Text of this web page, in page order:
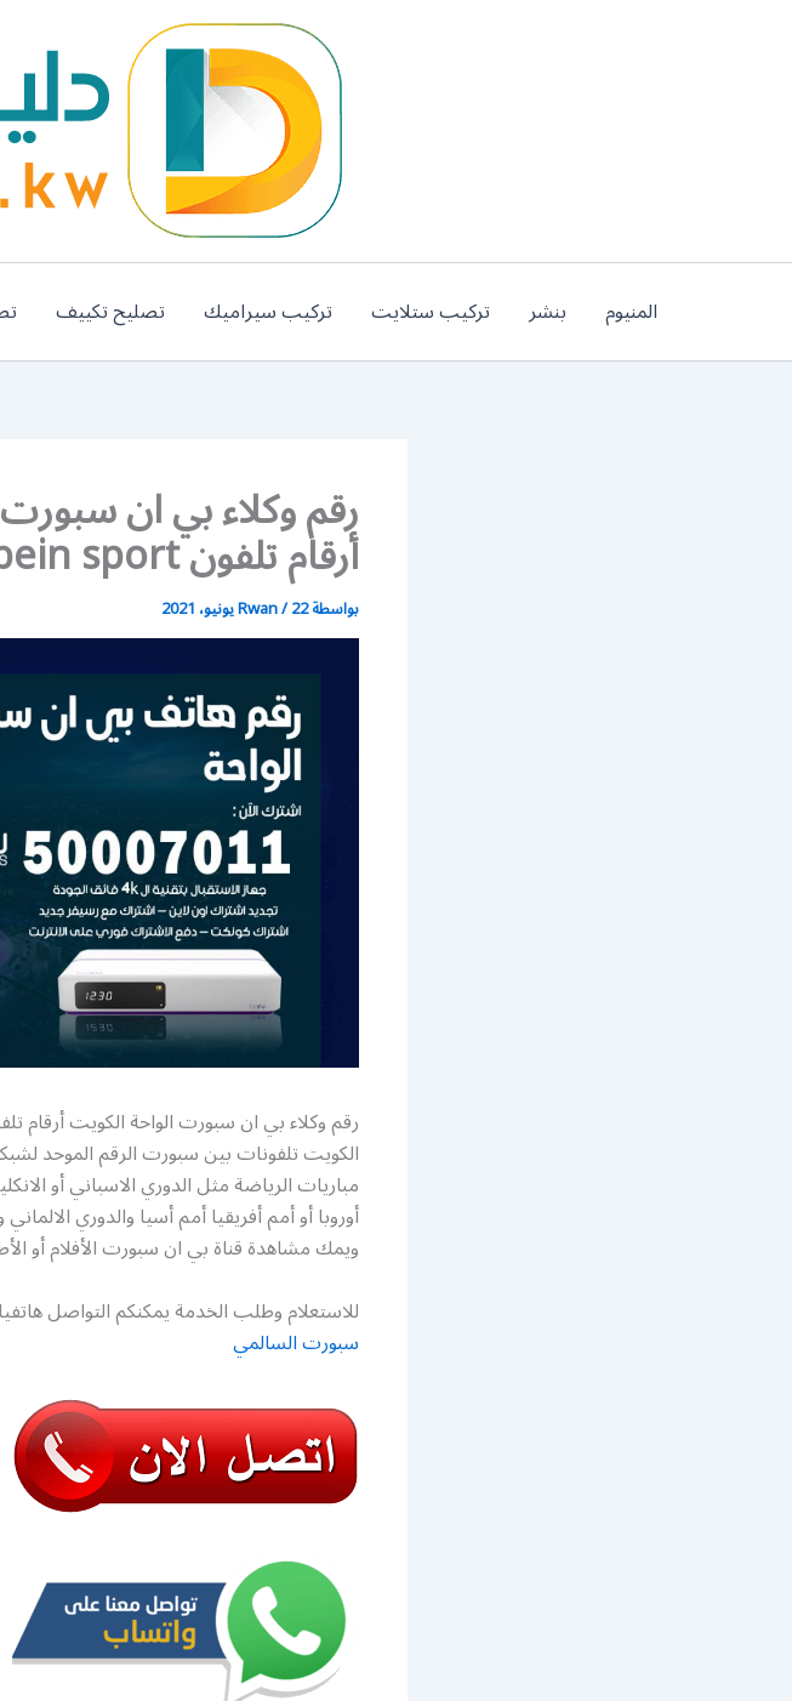
المنيوم بنشر تركيب ستلايت تركيب سيراميك تصليح تكييف
أرقام تلفون bein sport
بواسطة Rwan/22 يونيو، 2021
الكويت تلفونات بين سبورت الرقم الموحد
مباريات الرياضة مثل الدوري الاسباني أو
ويمك مشاهدة قناة بي ان سبورت الأفلام أو
للاستعلام وطلب الخدمة يمكنكم التواصل
سبورت السالمي